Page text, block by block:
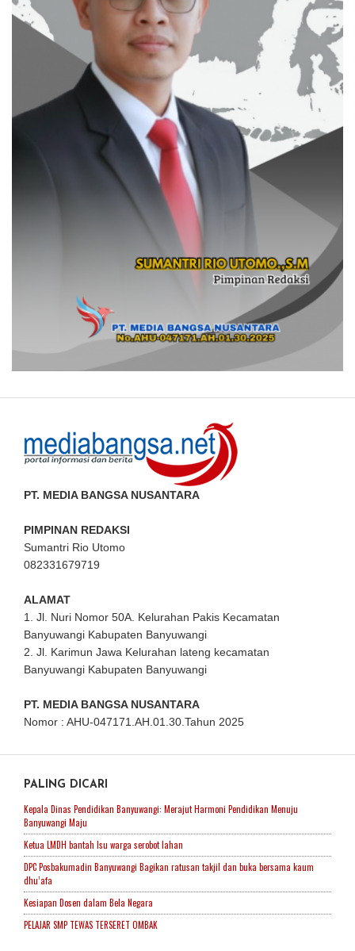
PT. MEDIA BANGSA NUSANTARA
PIMPINAN REDAKSI
Sumantri Rio Utomo
082331679719
ALAMAT
1. Jl. Nuri Nomor 50A. Kelurahan Pakis Kecamatan
Banyuwangi Kabupaten Banyuwangi
2. Jl. Karimun Jawa Kelurahan lateng kecamatan
Banyuwangi Kabupaten Banyuwangi
PT. MEDIA BANGSA NUSANTARA
Nomor : AHU-047171.AH.01.30.Tahun 2025
PALING DICARI
Kepala Dinas Pendidikan Banyuwangi: Merajut Harmoni Pendidikan Menuju
Banyuwangi Maju
Ketua LMDH bantah Isu warga serobot lahan
DPC Posbakumadin Banyuwangi Bagikan ratusan takjil dan buka bersama kaum
dhu’afa
Kesiapan Dosen dalam Bela Negara
PELAJAR SMP TEWAS TERSERET OMBAK